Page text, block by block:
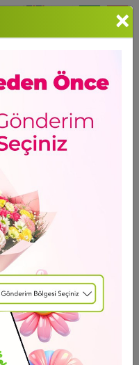
Hastanesi Çiçekçi
TL
Se?enei
×